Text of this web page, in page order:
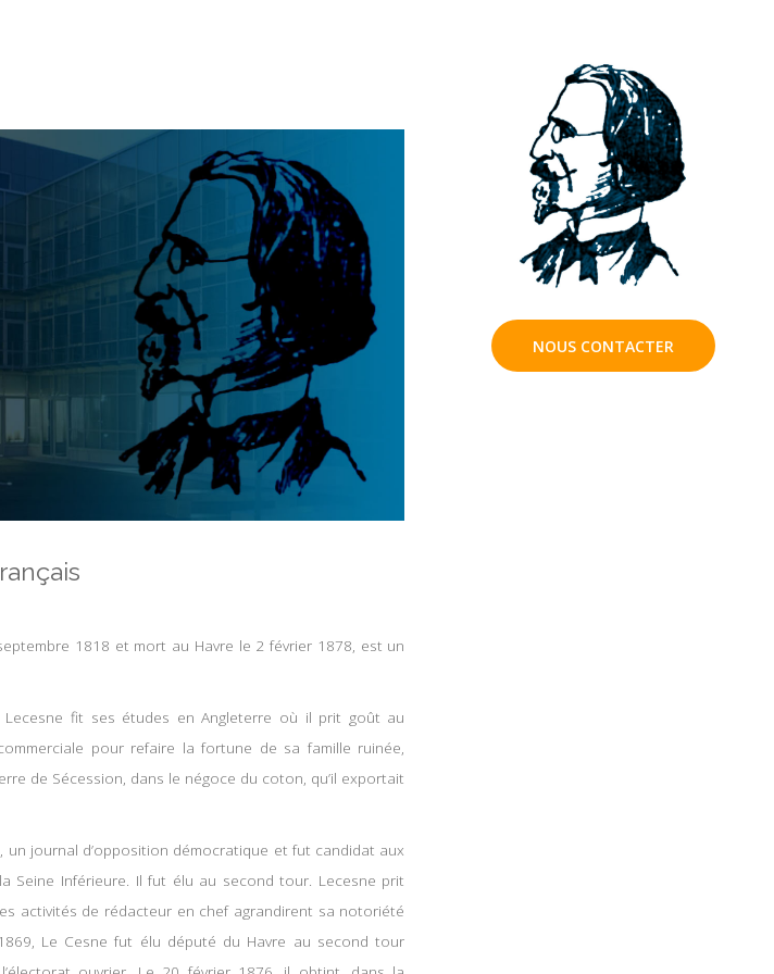
1818 et mort au Havre le 2 février 1878, est un
Lecesne fit ses études en Angleterre où il prit goût au
pour refaire la fortune de sa famille ruinée,
de Sécession, dans le négoce du coton, qu’il exportait
journal d’opposition démocratique et fut candidat aux
Seine Inférieure. Il fut élu au second tour. Lecesne prit
activités de rédacteur en chef agrandirent sa notoriété
Le Cesne fut élu député du Havre au second tour
NOUS CONTACTER